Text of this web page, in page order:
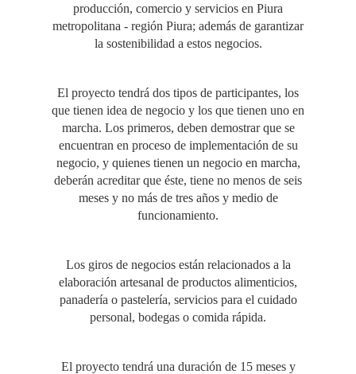
producción, comercio y servicios en Piura
metropolitana - región Piura; además de garantizar
la sostenibilidad a estos negocios.
El proyecto tendrá dos tipos de participantes, los
que tienen idea de negocio y los que tienen uno en
marcha. Los primeros, deben demostrar que se
encuentran en proceso de implementación de su
negocio, y quienes tienen un negocio en marcha,
deberán acreditar que éste, tiene no menos de seis
meses y no más de tres años y medio de
funcionamiento.
Los giros de negocios están relacionados a la
elaboración artesanal de productos alimenticios,
panadería o pastelería, servicios para el cuidado
personal, bodegas o comida rápida.
El proyecto tendrá una duración de 15 meses y